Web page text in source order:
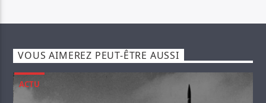
VOUS AIMEREZ PEUT-ÊTRE AUSSI
ACTU